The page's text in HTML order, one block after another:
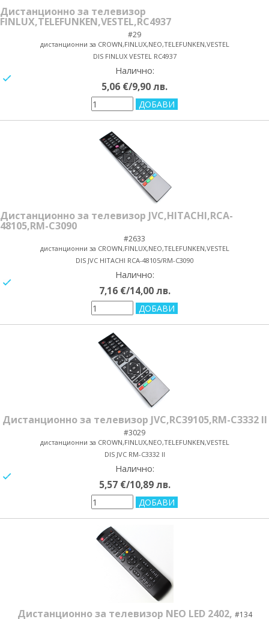
Дистанционно за телевизор
FINLUX,TELEFUNKEN,VESTEL,RC4937
#29
дистанционни за CROWN,FINLUX,NEO,TELEFUNKEN,VESTEL
DIS FINLUX VESTEL RC4937
Налично:
5,06 €/9,90 лв.
Дистанционно за телевизор JVC,HITACHI,RCA-
48105,RM-C3090
#2633
дистанционни за CROWN,FINLUX,NEO,TELEFUNKEN,VESTEL
DIS JVC HITACHI RCA-48105/RM-C3090
Налично:
7,16 €/14,00 лв.
Дистанционно за телевизор JVC,RC39105,RM-C3332 II
#3029
дистанционни за CROWN,FINLUX,NEO,TELEFUNKEN,VESTEL
DIS JVC RM-C3332 II
Налично:
5,57 €/10,89 лв.
Дистанционно за телевизор NEO LED 2402, #134